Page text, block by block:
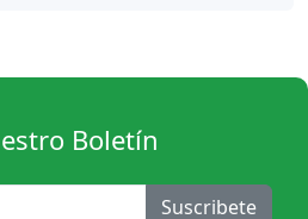
Boletín
Suscribete